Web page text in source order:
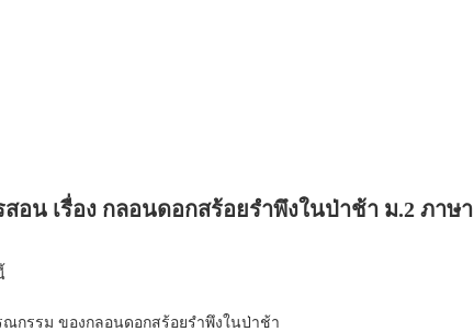
สอน เรื่อง กลอนดอกสร้อยรำพึงในป่าช้า ม.2 ภาษา
กรรม ของกลอนดอกสร้อยรำพึงในป่าช้า